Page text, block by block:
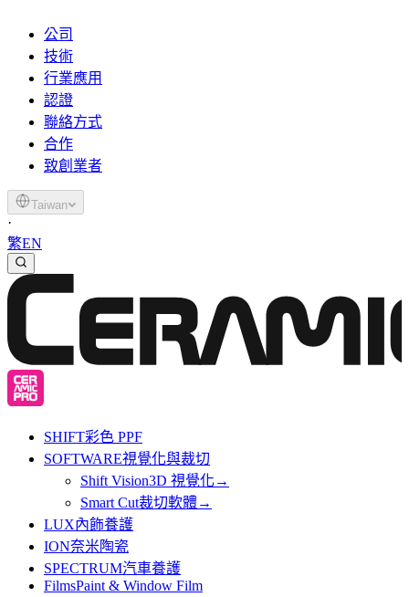
公司
技術
行業應用
認證
聯絡方式
合作
致創業者
Taiwan
·
繁EN
SHIFT彩色 PPF
SOFTWARE視覺化與裁切
Shift Vision3D 視覺化→
Smart Cut裁切軟體→
LUX內飾養護
ION奈米陶瓷
SPECTRUM汽車養護
FilmsPaint & Window Film